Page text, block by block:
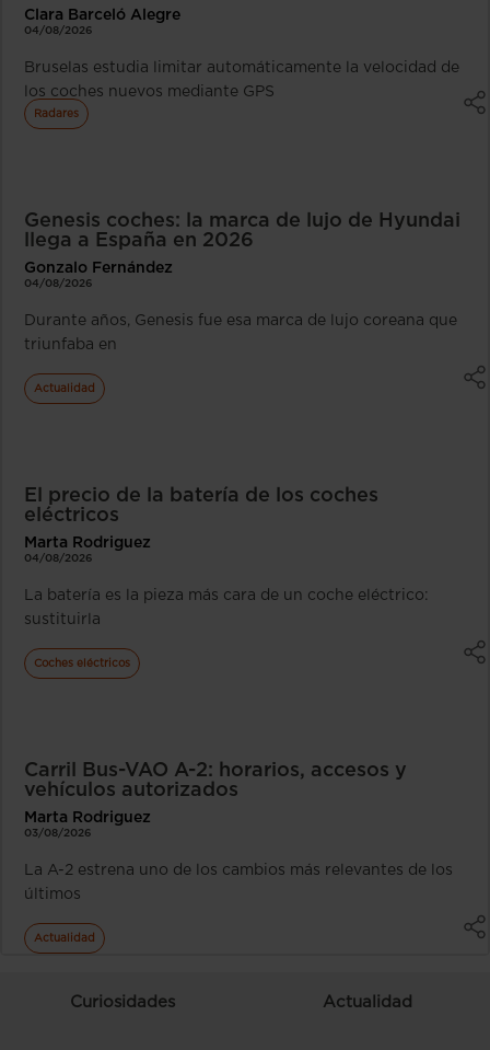
Clara Barceló Alegre
04/08/2026
Bruselas estudia limitar automáticamente la velocidad de
los coches nuevos mediante GPS
Radares
Genesis coches: la marca de lujo de Hyundai
llega a España en 2026
Gonzalo Fernández
04/08/2026
Durante años, Genesis fue esa marca de lujo coreana que
triunfaba en
Actualidad
El precio de la batería de los coches
eléctricos
Marta Rodriguez
04/08/2026
La batería es la pieza más cara de un coche eléctrico:
sustituirla
Coches eléctricos
Carril Bus-VAO A-2: horarios, accesos y
vehículos autorizados
Marta Rodriguez
03/08/2026
La A-2 estrena uno de los cambios más relevantes de los
últimos
Actualidad
Curiosidades Actualidad